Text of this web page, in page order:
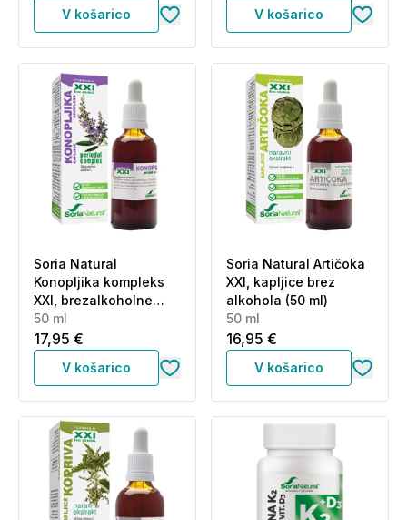
V košarico V košarico
Soria Natural
Konopljika kompleks
XXI, brezalkoholne
kapljice (50 ml)
50 ml
17,95 €
V košarico
Soria Natural Artičoka
XXI, kapljice brez
alkohola (50 ml)
50 ml
16,95 €
V košarico